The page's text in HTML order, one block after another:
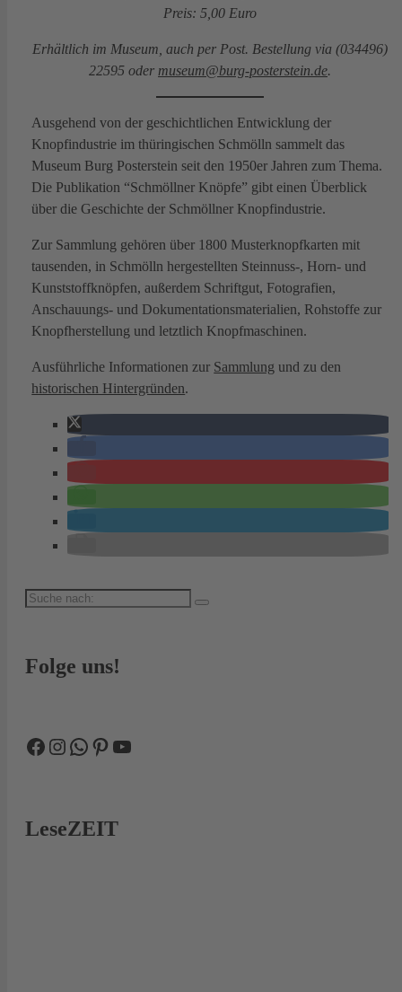
Preis: 5,00 Euro
Erhältlich im Museum, auch per Post. Bestellung via (034496)
22595 oder museum@burg-posterstein.de.
Ausgehend von der geschichtlichen Entwicklung der
Knopfindustrie im thüringischen Schmölln sammelt das
Museum Burg Posterstein seit den 1950er Jahren zum Thema.
Die Publikation “Schmöllner Knöpfe” gibt einen Überblick
über die Geschichte der Schmöllner Knopfindustrie.
Zur Sammlung gehören über 1800 Musterknopfkarten mit
tausenden, in Schmölln hergestellten Steinnuss-, Horn- und
Kunststoffknöpfen, außerdem Schriftgut, Fotografien,
Anschauungs- und Dokumentationsmaterialien, Rohstoffe zur
Knopfherstellung und letztlich Knopfmaschinen.
Ausführliche Informationen zur Sammlung und zu den
historischen Hintergründen.
Suche
Folge uns!
Facebook
Instagram
WhatsApp
Pinterest
YouTube
LeseZEIT